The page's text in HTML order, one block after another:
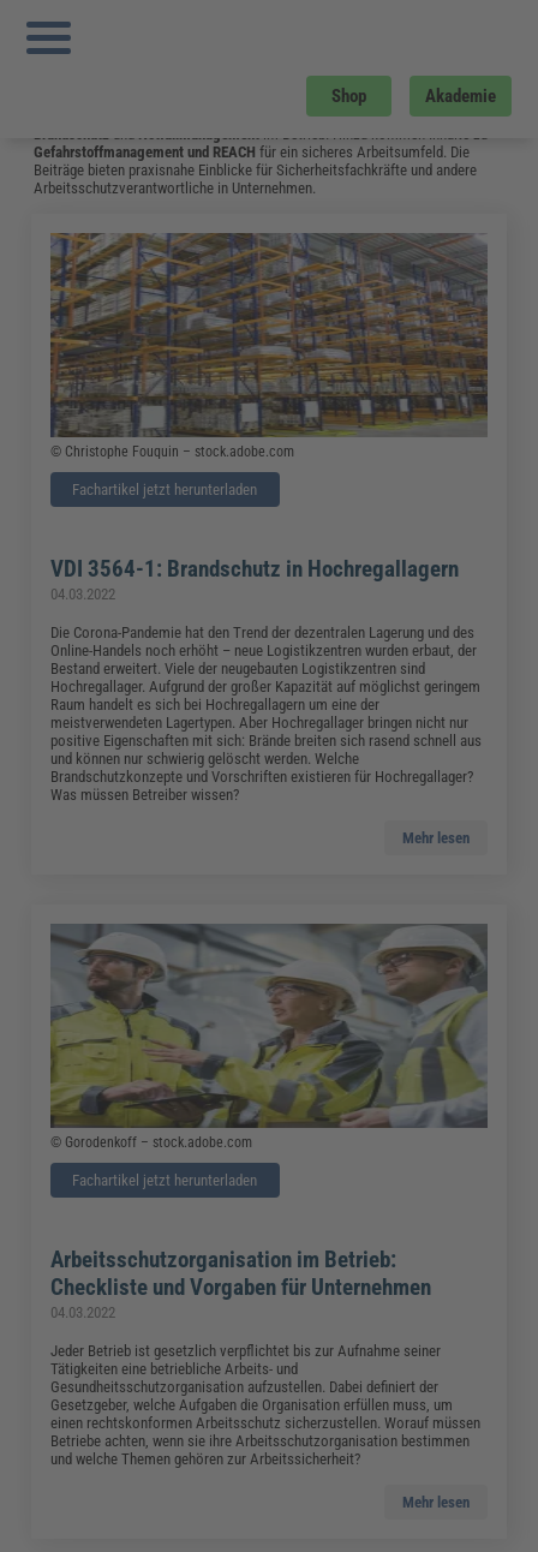
Shop Akademie
Sie sind hier:
Ausbildung und Aufgaben
Hier gibt es aktuelles Fachwissen zu Themen wieArbeitssicherheit,
Gefahrstoffmanagementund REACH für ein sicheres Arbeitsumfeld. Die
Beiträge bieten praxisnahe Einblicke für Sicherheitsfachkräfte und andere
Arbeitsschutzverantwortliche in Unternehmen.
© Christophe Fouquin – stock.adobe.com
Fachartikel jetzt herunterladen
VDI 3564-1: Brandschutz in Hochregallagern
04.03.2022
Die Corona-Pandemie hat den Trend der dezentralen Lagerung und des
Online-Handels noch erhöht – neue Logistikzentren wurden erbaut, der
Bestand erweitert. Viele der neugebauten Logistikzentren sind
Hochregallager. Aufgrund der großer Kapazität auf möglichst geringem
Raum handelt es sich bei Hochregallagern um eine der
meistverwendeten Lagertypen. Aber Hochregallager bringen nicht nur
positive Eigenschaften mit sich: Brände breiten sich rasend schnell aus
und können nur schwierig gelöscht werden. Welche
Brandschutzkonzepte und Vorschriften existieren für Hochregallager?
Was müssen Betreiber wissen?
Mehr lesen
© Gorodenkoff – stock.adobe.com
Fachartikel jetzt herunterladen
Arbeitsschutzorganisation im Betrieb:
Checkliste und Vorgaben für Unternehmen
04.03.2022
Jeder Betrieb ist gesetzlich verpflichtet bis zur Aufnahme seiner
Tätigkeiten eine betriebliche Arbeits- und
Gesundheitsschutzorganisation aufzustellen. Dabei definiert der
Gesetzgeber, welche Aufgaben die Organisation erfüllen muss, um
einen rechtskonformen Arbeitsschutz sicherzustellen. Worauf müssen
Betriebe achten, wenn sie ihre Arbeitsschutzorganisation bestimmen
und welche Themen gehören zur Arbeitssicherheit?
Mehr lesen